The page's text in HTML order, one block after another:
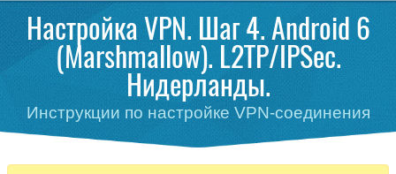
Настройка VPN. Шаг 4. Android 6
(Marshmallow). L2TP/IPSec.
Нидерланды.
Инструкции по настройке VPN-соединения